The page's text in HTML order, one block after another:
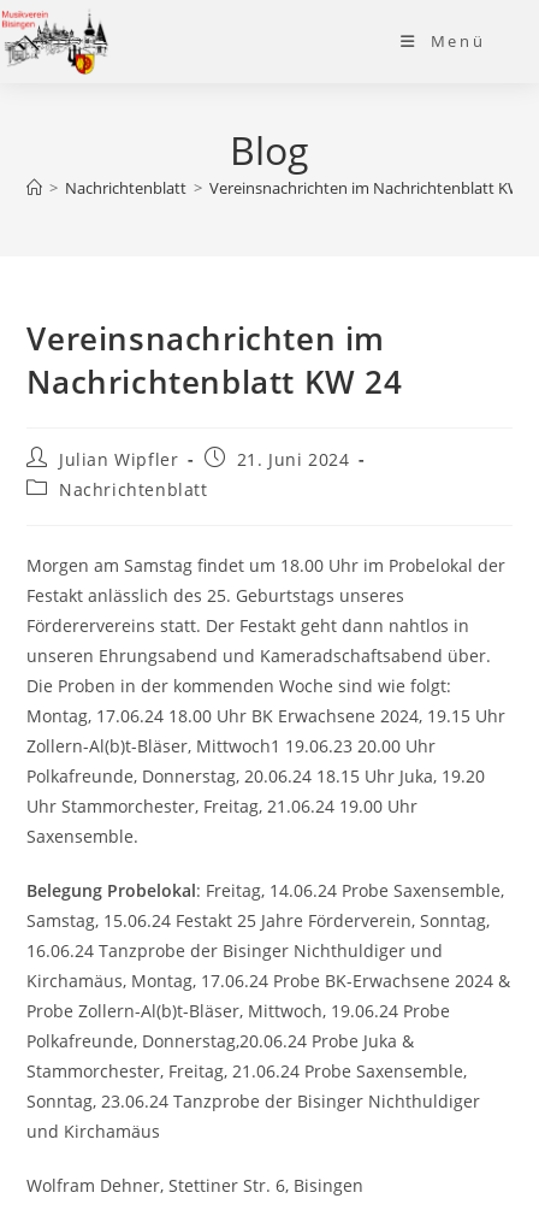
Zum
Inhalt
springen
Menü
Blog
> Nachrichtenblatt > Vereinsnachrichten im Nachrichtenblatt KW
Vereinsnachrichten im
Nachrichtenblatt KW 24
Beitrags-
Autor:
Julian Wipfler
Beitrag
veröffentlicht:
21. Juni 2024
Beitrags-
Nachrichtenblatt
Morgen am Samstag findet um 18.00 Uhr im Probelokal der
Festakt anlässlich des 25. Geburtstags unseres
Förderervereins statt. Der Festakt geht dann nahtlos in
unseren Ehrungsabend und Kameradschaftsabend über.
Die Proben in der kommenden Woche sind wie folgt:
Montag, 17.06.24 18.00 Uhr BK Erwachsene 2024, 19.15 Uhr
Zollern-Al(b)t-Bläser, Mittwoch1 19.06.23 20.00 Uhr
Polkafreunde, Donnerstag, 20.06.24 18.15 Uhr Juka, 19.20
Uhr Stammorchester, Freitag, 21.06.24 19.00 Uhr
Saxensemble.
Belegung Probelokal: Freitag, 14.06.24 Probe Saxensemble,
Samstag, 15.06.24 Festakt 25 Jahre Förderverein, Sonntag,
16.06.24 Tanzprobe der Bisinger Nichthuldiger und
Kirchamäus, Montag, 17.06.24 Probe BK-Erwachsene 2024 &
Probe Zollern-Al(b)t-Bläser, Mittwoch, 19.06.24 Probe
Polkafreunde, Donnerstag,20.06.24 Probe Juka &
Stammorchester, Freitag, 21.06.24 Probe Saxensemble,
Sonntag, 23.06.24 Tanzprobe der Bisinger Nichthuldiger
und Kirchamäus
Wolfram Dehner, Stettiner Str. 6, Bisingen